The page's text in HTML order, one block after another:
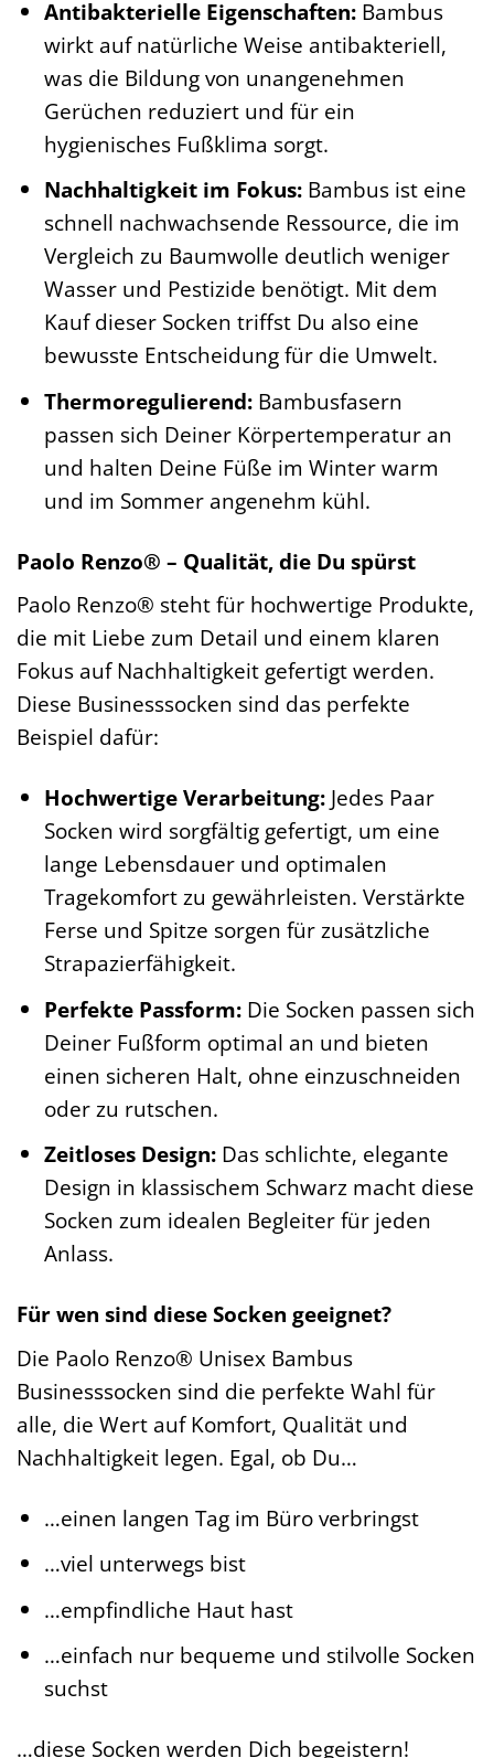
Antibakterielle Eigenschaften:Bambus
wirkt auf natürliche Weise antibakteriell,
was die Bildung von unangenehmen
Gerüchen reduziert und für ein
hygienisches Fußklima sorgt.
Nachhaltigkeit im Fokus:Bambus ist eine
schnell nachwachsende Ressource, die im
Vergleich zu Baumwolle deutlich weniger
Wasser und Pestizide benötigt. Mit dem
Kauf dieser Socken triffst Du also eine
bewusste Entscheidung für die Umwelt.
Thermoregulierend:Bambusfasern
passen sich Deiner Körpertemperatur an
und halten Deine Füße im Winter warm
und im Sommer angenehm kühl.
Paolo Renzo® – Qualität, die Du spürst
Paolo Renzo® steht für hochwertige Produkte,
die mit Liebe zum Detail und einem klaren
Fokus auf Nachhaltigkeit gefertigt werden.
Diese Businesssocken sind das perfekte
Beispiel dafür:
Hochwertige Verarbeitung:Jedes Paar
Socken wird sorgfältig gefertigt, um eine
lange Lebensdauer und optimalen
Tragekomfort zu gewährleisten. Verstärkte
Ferse und Spitze sorgen für zusätzliche
Strapazierfähigkeit.
Perfekte Passform:Die Socken passen sich
Deiner Fußform optimal an und bieten
einen sicheren Halt, ohne einzuschneiden
oder zu rutschen.
Zeitloses Design:Das schlichte, elegante
Design in klassischem Schwarz macht diese
Socken zum idealen Begleiter für jeden
Anlass.
Für wen sind diese Socken geeignet?
Die Paolo Renzo® Unisex Bambus
Businesssocken sind die perfekte Wahl für
alle, die Wert auf Komfort, Qualität und
Nachhaltigkeit legen. Egal, ob Du…
…einen langen Tag im Büro verbringst
…viel unterwegs bist
…empfindliche Haut hast
…einfach nur bequeme und stilvolle Socken
suchst
…diese Socken werden Dich begeistern!